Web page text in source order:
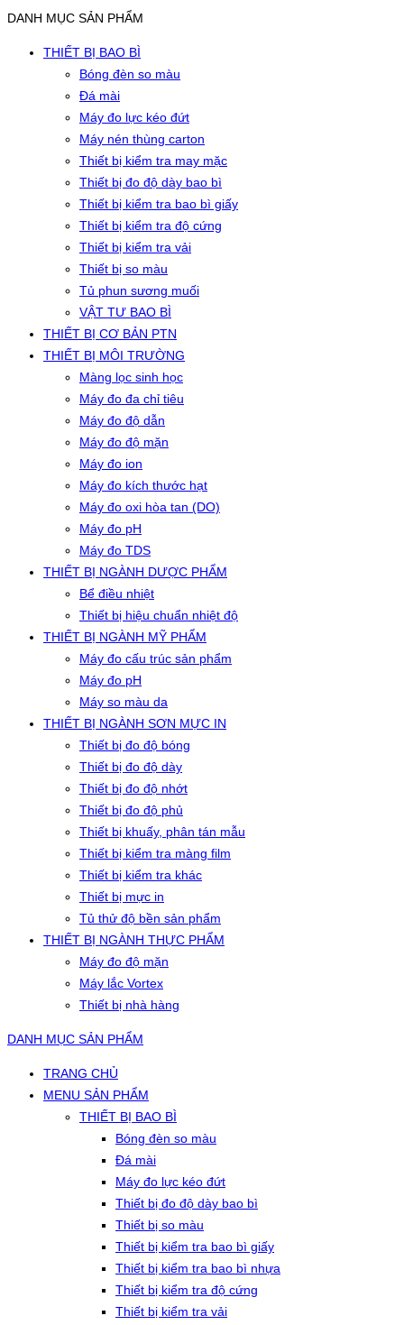
DANH MỤC SẢN PHẨM
THIẾT BỊ BAO BÌ
Bóng đèn so màu
Đá mài
Máy đo lực kéo đứt
Máy nén thùng carton
Thiết bị kiểm tra may mặc
Thiết bị đo độ dày bao bì
Thiết bị kiểm tra bao bì giấy
Thiết bị kiểm tra độ cứng
Thiết bị kiểm tra vải
Thiết bị so màu
Tủ phun sương muối
VẬT TƯ BAO BÌ
THIẾT BỊ CƠ BẢN PTN
THIẾT BỊ MÔI TRƯỜNG
Màng lọc sinh học
Máy đo đa chỉ tiêu
Máy đo độ dẫn
Máy đo độ mặn
Máy đo ion
Máy đo kích thước hạt
Máy đo oxi hòa tan (DO)
Máy đo pH
Máy đo TDS
THIẾT BỊ NGÀNH DƯỢC PHẨM
Bể điều nhiệt
Thiết bị hiệu chuẩn nhiệt độ
THIẾT BỊ NGÀNH MỸ PHẨM
Máy đo cấu trúc sản phẩm
Máy đo pH
Máy so màu da
THIẾT BỊ NGÀNH SƠN MỰC IN
Thiết bị đo độ bóng
Thiết bị đo độ dày
Thiết bị đo độ nhớt
Thiết bị đo độ phủ
Thiết bị khuấy, phân tán mẫu
Thiết bị kiểm tra màng film
Thiết bị kiểm tra khác
Thiết bị mực in
Tủ thử độ bền sản phẩm
THIẾT BỊ NGÀNH THỰC PHẨM
Máy đo độ mặn
Máy lắc Vortex
Thiết bị nhà hàng
DANH MỤC SẢN PHẨM
TRANG CHỦ
MENU SẢN PHẨM
THIẾT BỊ BAO BÌ
Bóng đèn so màu
Đá mài
Máy đo lực kéo đứt
Thiết bị đo độ dày bao bì
Thiết bị so màu
Thiết bị kiểm tra bao bì giấy
Thiết bị kiểm tra bao bì nhựa
Thiết bị kiểm tra độ cứng
Thiết bị kiểm tra vải